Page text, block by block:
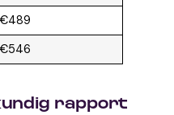
€489
€546
rapport